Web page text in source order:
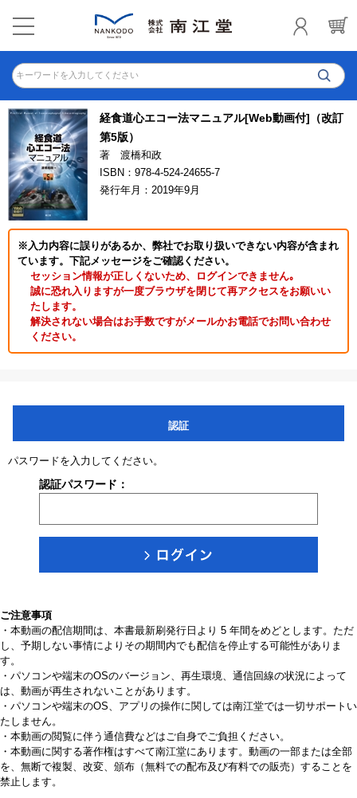
キーワードを入力してください
経食道心エコー法マニュアル[Web動画付]（改訂
第5版）
著 渡橋和政
ISBN：978-4-524-24655-7
発行年月：2019年9月
※入力内容に誤りがあるか、弊社でお取り扱いできない内容が含まれ
ています。下記メッセージをご確認ください。
セッション情報が正しくないため、ログインできません｡
誠に恐れ入りますが一度ブラウザを閉じて再アクセスをお願いい
たします。
解決されない場合はお手数ですがメールかお電話でお問い合わせ
ください。
認証
パスワードを入力してください。
認証パスワード：
ご注意事項
・本動画の配信期間は、本書最新刷発行日より 5 年間をめどとします。ただ
し、予期しない事情によりその期間内でも配信を停止する可能性がありま
す。
・パソコンや端末のOSのバージョン、再生環境、通信回線の状況によって
は、動画が再生されないことがあります。
・パソコンや端末のOS、アプリの操作に関しては南江堂では一切サポートい
たしません。
・本動画の閲覧に伴う通信費などはご自身でご負担ください。
・本動画に関する著作権はすべて南江堂にあります。動画の一部または全部
を、無断で複製、改変、頒布（無料での配布及び有料での販売）することを
禁止します。